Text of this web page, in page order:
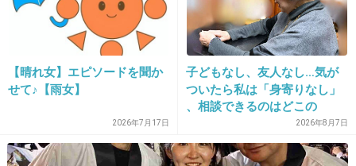
＞女の花園、20人中男子はひとり！
島根県邑南町
【晴れ女】エピソードを聞か
せて♪【雨女】
2026年7月17日
子どもなし、友人なし…気が
ついたら私は「身寄りなし」
、相談できるのはどこの
誰？ 「家族がいること」が
前提の世の中、でも孤立は誰
にでも起きる
2026年8月7日